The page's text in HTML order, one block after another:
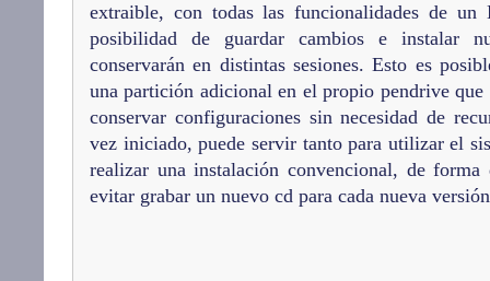
extraible, con todas las funcionalidades de
posibilidad de guardar cambios e instalar
conservarán en distintas sesiones. Esto es
una partición adicional en el propio pendrive que
conservar configuraciones sin necesidad de
vez iniciado, puede servir tanto para utilizar el
realizar una instalación convencional, de forma
evitar grabar un nuevo cd para cada nueva